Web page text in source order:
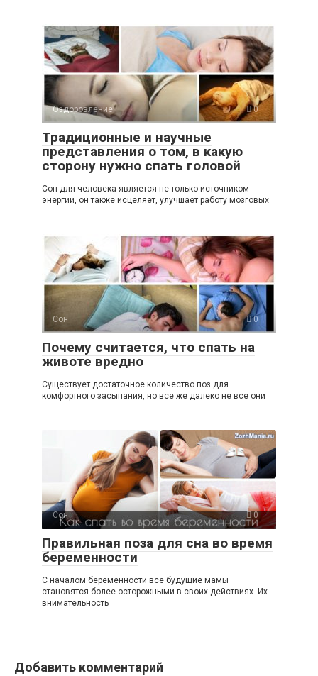
Оздоровление 0
Традиционные и научные
представления о том, в какую
сторону нужно спать головой
Сон для человека является не только источником
энергии, он также исцеляет, улучшает работу мозговых
Сон 0
Почему считается, что спать на
животе вредно
Существует достаточное количество поз для
комфортного засыпания, но все же далеко не все они
Сон 0
Правильная поза для сна во время
беременности
С началом беременности все будущие мамы
становятся более осторожными в своих действиях. Их
внимательность
Добавить комментарий